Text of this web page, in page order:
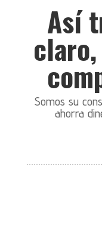
Así
Somos su
ahorra